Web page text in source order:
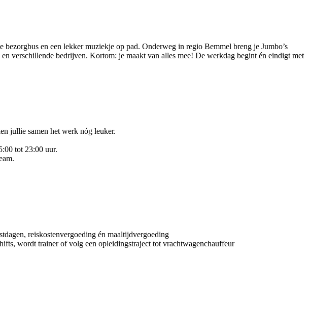
en een lekker muziekje op pad. Onderweg in regio Bemmel breng je Jumbo’s
verschillende bedrijven. Kortom: je maakt van alles mee! De werkdag begint én eindigt met
jullie samen het werk nóg leuker.
tot 23:00 uur.
reiskostenvergoeding én maaltijdvergoeding
wordt trainer of volg een opleidingstraject tot vrachtwagenchauffeur